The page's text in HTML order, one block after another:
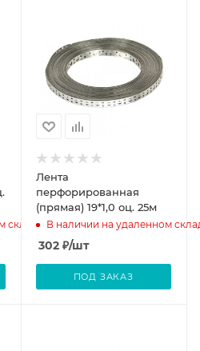
складе
Лента
перфорированная
(прямая) 19*1,0 оц. 25м
В наличии на удаленном
302₽/шт
ПОД ЗАКАЗ